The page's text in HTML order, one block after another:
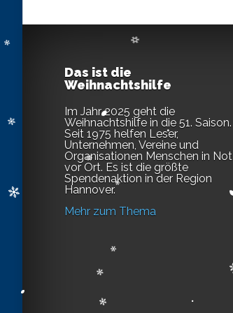
Das ist die
Weihnachtshilfe
Im Jahr 2025 geht die
Weihnachtshilfe in die 51. Saison.
Seit 1975 helfen Leser,
Unternehmen, Vereine und
Organisationen Menschen in Not
vor Ort. Es ist die größte
Spendenaktion in der Region
Hannover.
Mehr zum Thema